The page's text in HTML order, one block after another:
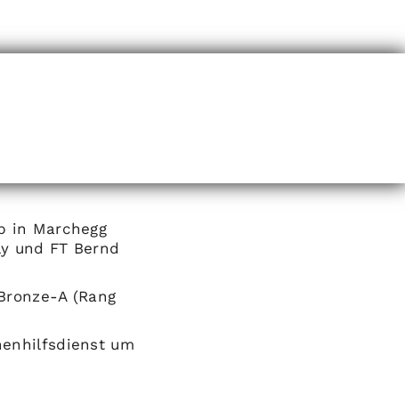
in Marchegg
und FT Bernd
A (Rang
um